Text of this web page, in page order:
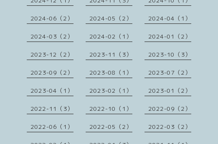
2024-06（2） 2024-05（2） 2024-04（1）
2024-03（2） 2024-02（1） 2024-01（2）
2023-12（2） 2023-11（3） 2023-10（3）
2023-09（2） 2023-08（1） 2023-07（2）
2023-04（1） 2023-02（1） 2023-01（2）
2022-11（3） 2022-10（1） 2022-09（2）
2022-06（1） 2022-05（2） 2022-03（2）